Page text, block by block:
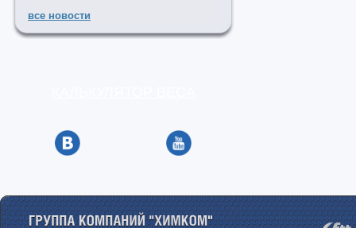
все новости